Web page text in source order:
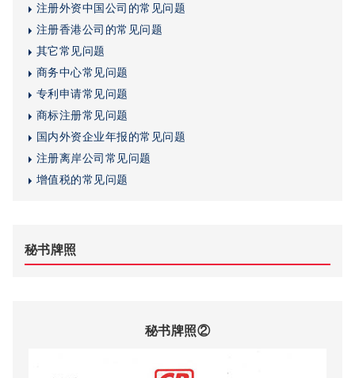
注册外资中国公司的常见问题
注册香港公司的常见问题
其它常见问题
商务中心常见问题
专利申请常见问题
商标注册常见问题
国内外资企业年报的常见问题
注册离岸公司常见问题
增值税的常见问题
秘书牌照
秘书牌照②